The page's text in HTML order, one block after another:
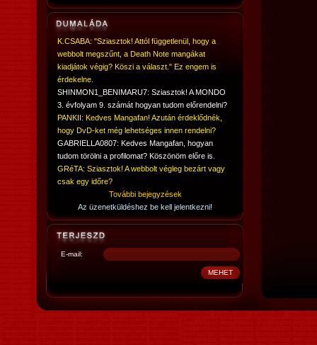
K.CSABA: "Sziasztok! Attól függetlenül, hogy a
webbolt megszűnt, a Death Note mangákat
kiadjátok végig? Köszi a választ." Ez engem is
érdekelne.
SHINMON1_BENIMARU7: Sziasztok! A MONDO
3. évfolyam 9. számát hogyan tudom előrendelni?
PANKII: Kedves Mangafan! Azután érdeklődnék,
hogy DvD-ket még lehetséges innen rendelni?
GABRIELLA0807: Kedves Mangafan, hogyan
tudom törölni a profilomat? Köszönöm előre is.
GRéTA: Sziasztok! A webbolt végleg bezárt vagy
csak egy időre?
További bejegyzések
Az üzenetküldéshez be kell jelentkezni!
E-mail: